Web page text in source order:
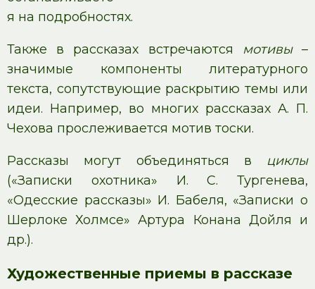
я на подробностях.
Также в рассказах встречаются мотивы–
значимые компоненты литературного
текста, сопутствующие раскрытию темы или
идеи. Например, во многих рассказах А. П.
Чехова прослеживается мотив тоски.
Рассказы могут объединяться в циклы
(«Записки охотника» И. С. Тургенева,
«Одесские рассказы» И. Бабеля, «Записки о
Шерлоке Холмсе» Артура Конана Дойля и
др.).
Художественные приемы в рассказе